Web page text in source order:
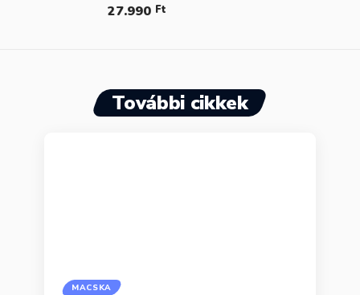
27.990 Ft
További cikkek
MACSKA